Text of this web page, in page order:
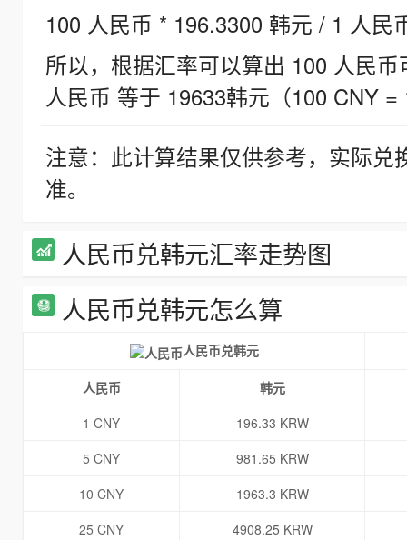
100 人民币 * 196.3300 韩元 / 1 人民
所以，根据汇率可以算出 100 人民
人民币 等于 19633韩元（100 CNY =
注意：此计算结果仅供参考，实际
准。
人民币兑韩元汇率走势图
人民币兑韩元怎么算
人民币兑韩元
人民币
韩元
1 CNY
196.33 KRW
5 CNY
981.65 KRW
10 CNY
1963.3 KRW
25 CNY
4908.25 KRW